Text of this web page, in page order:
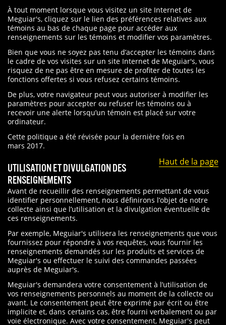
À tout moment lorsque vous visitez un site Internet de
Meguiar's, cliquez sur le lien des préférences relatives aux
témoins au bas de chaque page pour accéder aux
renseignements sur les témoins et modifier vos paramètres.
Bien que vous ne soyez pas tenu d’accepter les témoins dans
le cadre de vos visites sur un site Internet de Meguiar's, vous
risquez de ne pas être en mesure de profiter de toutes les
fonctions offertes si vous refusez certains témoins.
De plus, votre navigateur peut vous autoriser à modifier les
paramètres pour accepter ou refuser les témoins ou à
recevoir une alerte lorsqu’un témoin est placé sur votre
ordinateur.
Cette politique a été révisée pour la dernière fois en
mars 2017.
Haut de la page
UTILISATION ET DIVULGATION DES
RENSEIGNEMENTS
Avant de recueillir des renseignements permettant de vous
identifier personnellement, nous définirons l’objet de notre
collecte ainsi que l’utilisation et la divulgation éventuelle de
ces renseignements.
Par exemple, Meguiar's utilisera les renseignements que vous
fournissez pour répondre à vos requêtes, vous fournir les
renseignements demandés sur les produits et services de
Meguiar's ou effectuer le suivi des commandes passées
auprès de Meguiar's.
Meguiar's demandera votre consentement à l’utilisation de
vos renseignements personnels au moment de la collecte ou
avant. Le consentement peut être exprimé par écrit ou être
implicite et, dans certains cas, être fourni verbalement ou par
voie électronique. Avec votre consentement, Meguiar's peut